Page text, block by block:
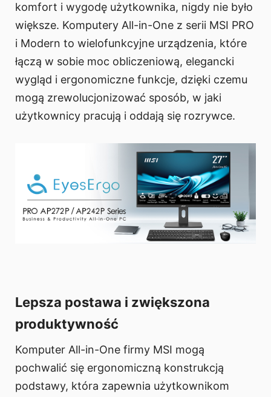
komfort i wygodę użytkownika, nigdy nie było
większe. Komputery All-in-One z serii MSI PRO
i Modern to wielofunkcyjne urządzenia, które
łączą w sobie moc obliczeniową, elegancki
wygląd i ergonomiczne funkcje, dzięki czemu
mogą zrewolucjonizować sposób, w jaki
użytkownicy pracują i oddają się rozrywce.
Lepsza postawa i zwiększona
produktywność
Komputer All-in-One firmy MSI mogą
pochwalić się ergonomiczną konstrukcją
podstawy, która zapewnia użytkownikom